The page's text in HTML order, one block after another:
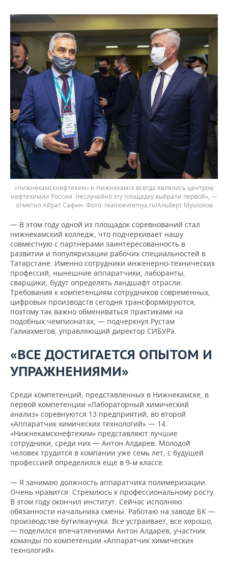
«Нижнекамскнефтехим» и Нижнекамск всегда являлись центром
нефтехимии России. Неслучайно эту площадку выбрали первой», —
отметил Айрат Сафин.
realnoevremya.ru/Альберт Муклоков
— В этом году одной из площадок соревнований стал
нижнекамский колледж, что подчеркивает нашу
совместную с партнерами заинтересованность в
развитии и популяризации рабочих специальностей в
Татарстане. Именно сотрудники инженерно-технических
профессий, нынешние аппаратчики, лаборанты,
сварщики, будут определять ландшафт отрасли.
Требования к компетенциям сотрудников современных,
цифровых производств сегодня трансформируются,
поэтому так важно обмениваться практиками на
подобных чемпионатах, — подчеркнул Рустам
Галиахметов, управляющий директор СИБУРа.
«ВСЕ ДОСТИГАЕТСЯ ОПЫТОМ И
УПРАЖНЕНИЯМИ»
Среди компетенций, представленных в Нижнекамске, в
первой компетенции «Лабораторный химический
анализ» соревнуются 13 предприятий, во второй
«Аппаратчик химических технологий» — 14.
«Нижнекамскнефтехим» представляют лучшие
сотрудники, среди них — Антон Алдарев. Молодой
человек трудится в компании уже семь лет, с будущей
профессией определился еще в 9-м классе.
— Я занимаю должность аппаратчика полимеризации.
Очень нравится. Стремлюсь к профессиональному росту.
В этом году окончил институт. Сейчас исполняю
обязанности начальника смены. Работаю на заводе БК —
производстве бутилкаучука. Все устраивает, все хорошо,
— поделился впечатлениями Антон Алдарев, участник
команды по компетенции «Аппаратчик химических
технологий».